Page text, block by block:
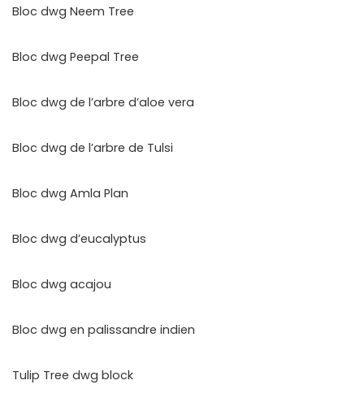
Bloc dwg Neem Tree
Bloc dwg Peepal Tree
Bloc dwg de l’arbre d’aloe vera
Bloc dwg de l’arbre de Tulsi
Bloc dwg Amla Plan
Bloc dwg d’eucalyptus
Bloc dwg acajou
Bloc dwg en palissandre indien
Tulip Tree dwg block